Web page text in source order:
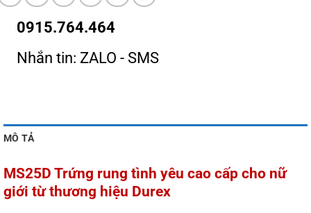
0915.764.464
Nhắn tin: ZALO - SMS
MÔ TẢ
MS25D Trứng rung tình yêu cao cấp cho nữ
giới từ thương hiệu Durex